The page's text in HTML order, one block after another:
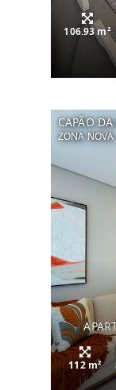
106.93 m²
CAPÃO
ZONA NOVA
112 m²